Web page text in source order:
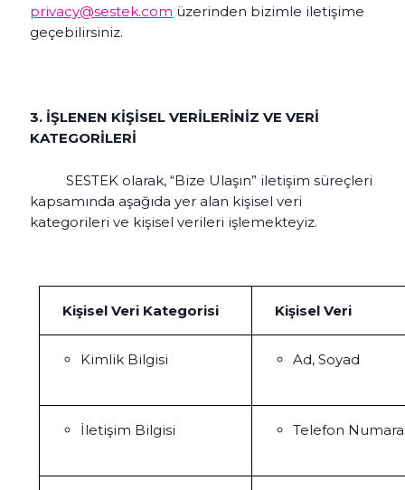
privacy@sestek.com üzerinden bizimle iletişime
geçebilirsiniz.
3. İŞLENEN KİŞİSEL VERİLERİNİZ VE VERİ
KATEGORİLERİ
SESTEK olarak, “Bize Ulaşın” iletişim süreçleri
kapsamında aşağıda yer alan kişisel veri
kategorileri ve kişisel verileri işlemekteyiz.
Kişisel Veri Kategorisi Kişisel Veri
Kimlik Bilgisi Ad, Soyad
İletişim Bilgisi Telefon